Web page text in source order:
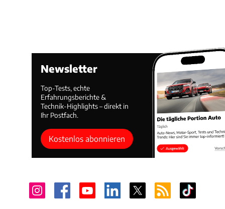
Newsletter
Top-Tests, echte
Erfahrungsberichte &
Technik-Highlights – direkt in
Ihr Postfach.
Kostenlos abonnieren